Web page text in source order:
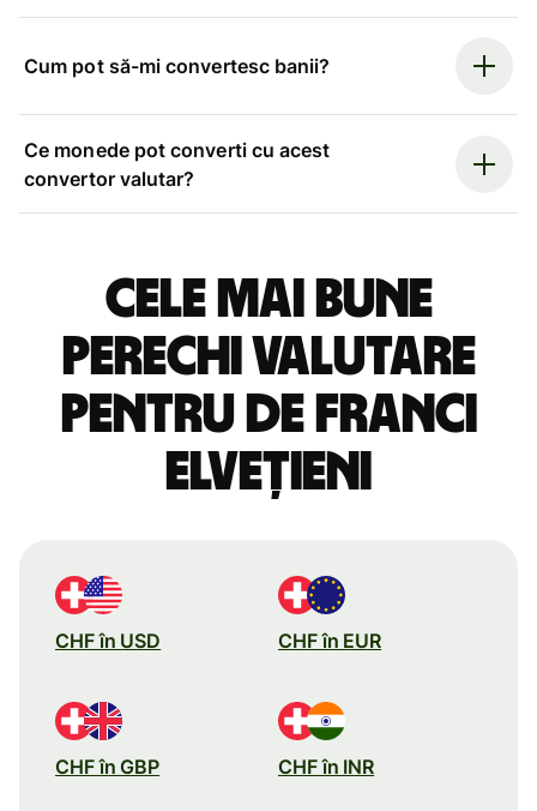
Cum pot să-mi convertesc banii?
Ce monede pot converti cu acest
convertor valutar?
Cele mai bune
perechi valutare
pentru de franci
elvețieni
CHF în USD CHF în EUR
CHF în GBP CHF în INR